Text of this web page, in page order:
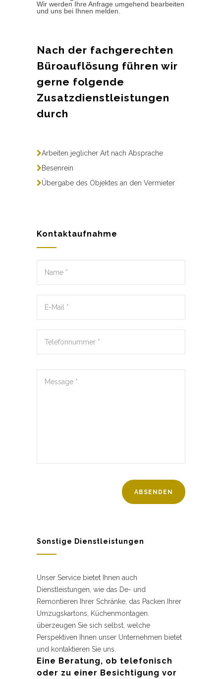
Wir werden Ihre Anfrage umgehend bearbeiten
und uns bei Ihnen melden.
Nach der fachgerechten
Büroauflösung führen wir
gerne folgende
Zusatzdienstleistungen
durch
Arbeiten jeglicher Art nach Absprache
Besenrein
Übergabe des Objektes an den Vermieter
Kontaktaufnahme
Sonstige Dienstleistungen
Unser Service bietet Ihnen auch
Dienstleistungen, wie das De- und
Remontieren Ihrer Schränke, das Packen Ihrer
Umzugskartons, Küchenmontagen.
überzeugen Sie sich selbst, welche
Perspektiven Ihnen unser Unternehmen bietet
und kontaktieren Sie uns.
Eine Beratung, ob telefonisch
oder zu einer Besichtigung vor